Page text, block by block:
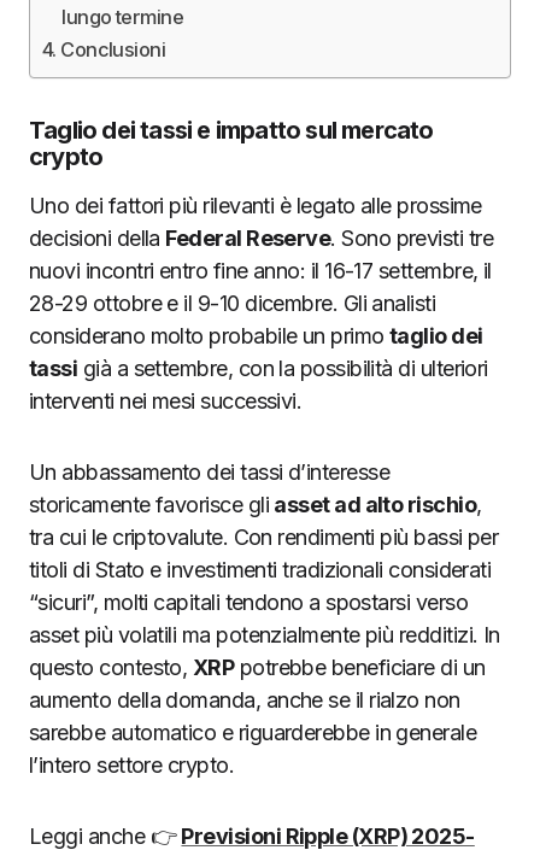
lungo termine
Conclusioni
Taglio dei tassi e impatto sul mercato
crypto
Uno dei fattori più rilevanti è legato alle prossime
decisioni della Federal Reserve. Sono previsti tre
nuovi incontri entro fine anno: il 16-17 settembre, il
28-29 ottobre e il 9-10 dicembre. Gli analisti
considerano molto probabile un primotaglio dei
tassi già a settembre, con la possibilità di ulteriori
interventi nei mesi successivi.
Un abbassamento dei tassi d’interesse
storicamente favorisce gli asset ad alto rischio,
tra cui le criptovalute. Con rendimenti più bassi per
titoli di Stato e investimenti tradizionali considerati
“sicuri”, molti capitali tendono a spostarsi verso
asset più volatili ma potenzialmente più redditizi. In
questo contesto, XRPpotrebbe beneficiare di un
aumento della domanda, anche se il rialzo non
sarebbe automatico e riguarderebbe in generale
l’intero settore crypto.
Leggi anche 👉Previsioni Ripple (XRP) 2025-